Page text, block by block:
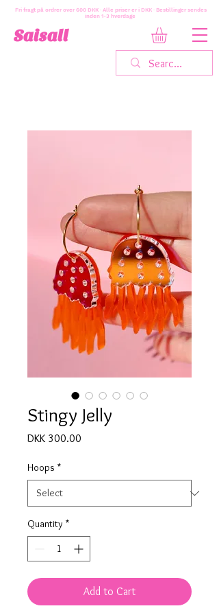
Saisall
Fri fragt på ordrer over 600 DKK · Alle priser er i DKK · Bestillinger sendes
inden 1-3 hverdage
Stingy Jelly
DKK 300.00
Hoops *
Quantity *
Add to Cart